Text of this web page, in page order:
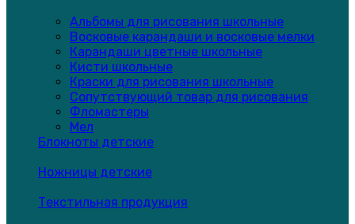
Альбомы для рисования школьные
Восковые карандаши и восковые мелки
Карандаши цветные школьные
Кисти школьные
Краски для рисования школьные
Сопутствующий товар для рисования
Фломастеры
Мел
Блокноты детские
Ножницы детские
Текстильная продукция